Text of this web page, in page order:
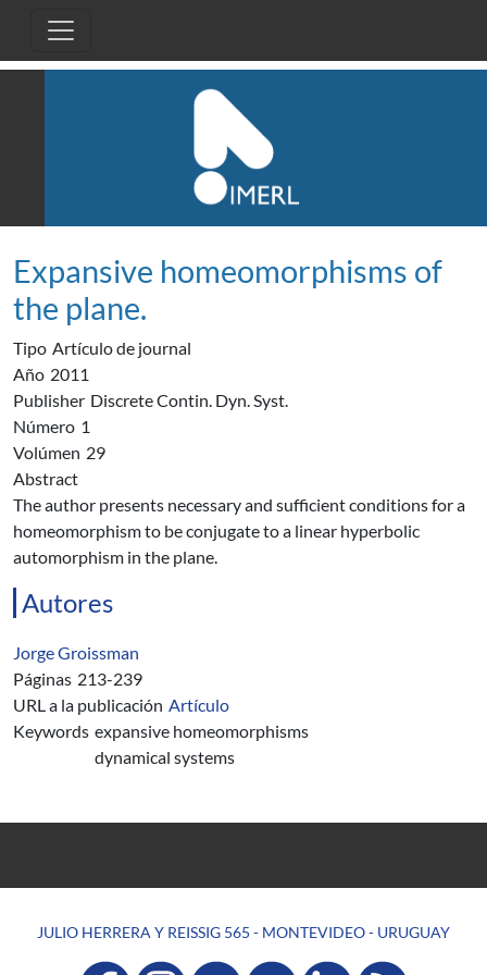
Expansive homeomorphisms of
the plane.
Tipo Artículo de journal
Año 2011
Publisher Discrete Contin. Dyn. Syst.
Número 1
Volúmen 29
Abstract
The author presents necessary and sufficient conditions for a
homeomorphism to be conjugate to a linear hyperbolic
automorphism in the plane.
Autores
Jorge Groissman
Páginas 213-239
URL a la publicación Artículo
Keywords expansive homeomorphisms
dynamical systems
JULIO HERRERA Y REISSIG 565 - MONTEVIDEO - URUGUAY